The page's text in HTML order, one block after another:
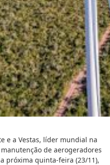
e a Vestas, líder mundial na
de aerogeradores
próxima quinta-feira (23/11),